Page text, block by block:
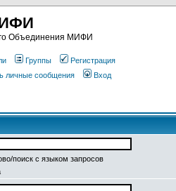
Объединения МИФИ
Группы
Регистрация
личные сообщения Вход
поиск с языком запросов